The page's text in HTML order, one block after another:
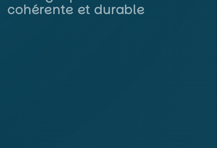
cohérente et durable